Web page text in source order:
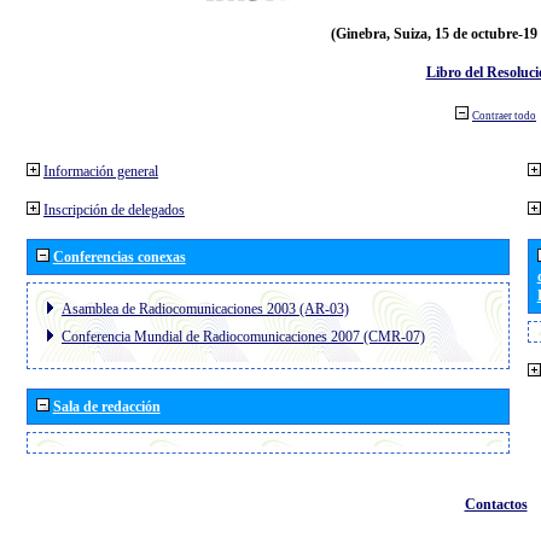
(Ginebra, Suiza, 15 de octubre-19
Libro del
Contraer todo
Información general
Inscripción de delegados
Conferencias conexas
Asamblea de Radiocomunicaciones 2003 (AR-03)
Conferencia Mundial de Radiocomunicaciones 2007 (CMR-07)
Sala de redacción
Contactos